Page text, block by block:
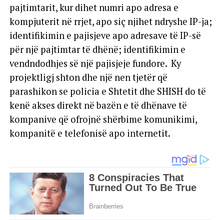
pajtimtarit, kur dihet numri apo adresa e
kompjuterit në rrjet, apo siç njihet ndryshe IP-ja;
identifikimin e pajisjeve apo adresave të IP-së
për një pajtimtar të dhënë; identifikimin e
vendndodhjes së një pajisjeje fundore. Ky
projektligj shton dhe një nen tjetër që
parashikon se policia e Shtetit dhe SHISH do të
kenë akses direkt në bazën e të dhënave të
kompanive që ofrojnë shërbime komunikimi,
kompanitë e telefonisë apo internetit.